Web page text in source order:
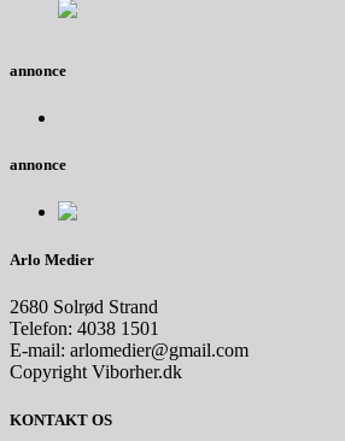
annonce
annonce
Arlo Medier
2680 Solrød Strand
Telefon: 4038 1501
E-mail: arlomedier@gmail.com
Copyright Viborher.dk
KONTAKT OS